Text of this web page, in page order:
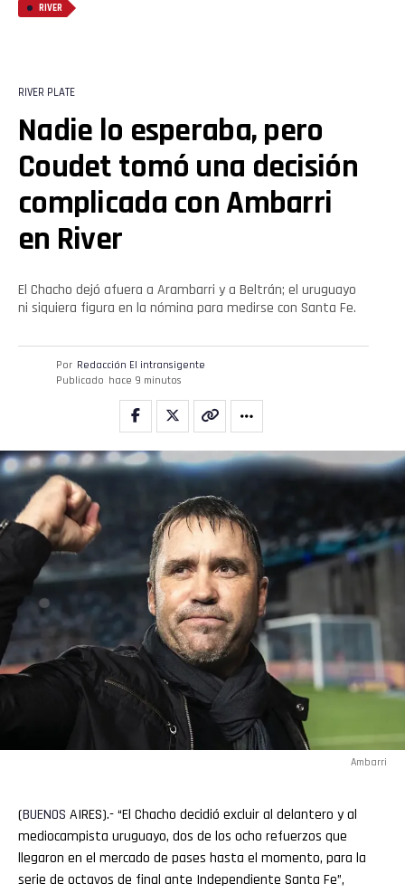
RIVER
RIVER PLATE
Nadie lo esperaba, pero
Coudet tomó una decisión
complicada con Ambarri
en River
El Chacho dejó afuera a Arambarri y a Beltrán; el uruguayo
ni siquiera figura en la nómina para medirse con Santa Fe.
Por Redacción El intransigente
Publicado hace 9 minutos
Ambarri
(BUENOS AIRES).- “El Chacho decidió excluir al delantero y al
mediocampista uruguayo, dos de los ocho refuerzos que
llegaron en el mercado de pases hasta el momento, para la
serie de octavos de final ante Independiente Santa Fe”,